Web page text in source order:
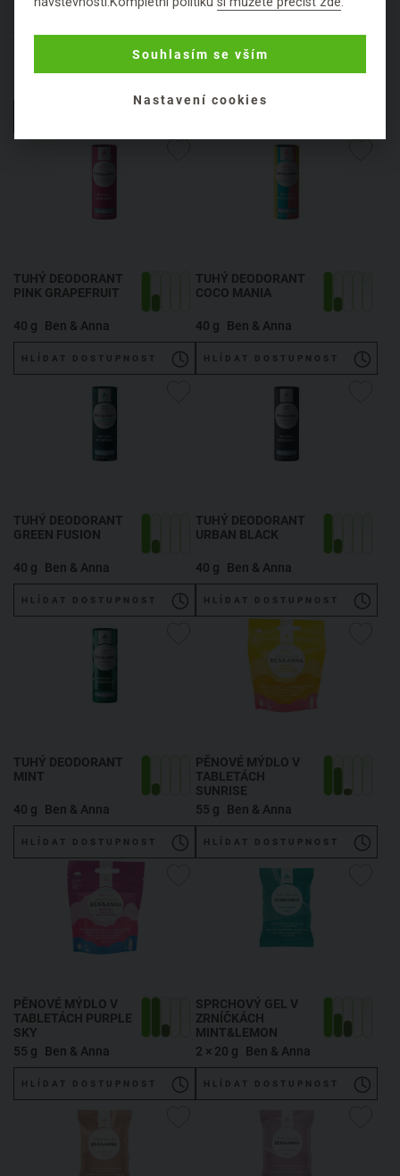
ZUBNÍ PASTA S
TUHÝ DEODORANT
PERSIAN LIME
TUHÝ DEODORANT
PINK GRAPEFRUIT
40 g Ben & Anna
HLÍDAT DOSTUPNOST
TUHÝ DEODORANT
COCO MANIA
40 g Ben & Anna
HLÍDAT DOSTUPNOST
TUHÝ DEODORANT
GREEN FUSION
40 g Ben & Anna
HLÍDAT DOSTUPNOST
TUHÝ DEODORANT
URBAN BLACK
40 g Ben & Anna
HLÍDAT DOSTUPNOST
TUHÝ DEODORANT
MINT
40 g Ben & Anna
HLÍDAT DOSTUPNOST
PĚNOVÉ MÝDLO V
TABLETÁCH
SUNRISE
55 g
Ben & Anna
HLÍDAT DOSTUPNOST
PĚNOVÉ MÝDLO V
TABLETÁCH PURPLE
SKY
55 g
Ben & Anna
HLÍDAT DOSTUPNOST
SPRCHOVÝ GEL V
ZRNÍČKÁCH
MINT&LEMON
2 × 20 g
Ben & Anna
HLÍDAT DOSTUPNOST
Souhlasím se vším
Nastavení cookies